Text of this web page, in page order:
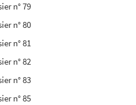
n° 79
n° 80
n° 81
n° 82
n° 83
n° 85